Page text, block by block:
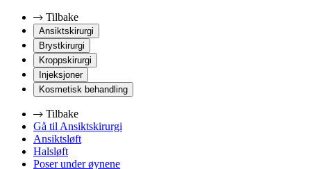
Tilbake
Ansiktskirurgi
Brystkirurgi
Kroppskirurgi
Injeksjoner
Kosmetisk behandling
Tilbake
Gå til Ansiktskirurgi
Ansiktsløft
Halsløft
Poser under øynene